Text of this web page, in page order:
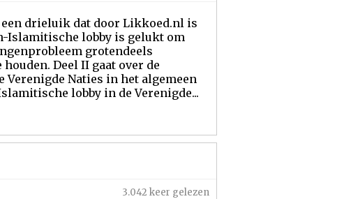
drieluik dat door Likkoed.nl is
Islamitische lobby is gelukt om
grotendeels
Deel II gaat over de
Naties in het algemeen
lobby in de Verenigde...
3.042 keer gelezen